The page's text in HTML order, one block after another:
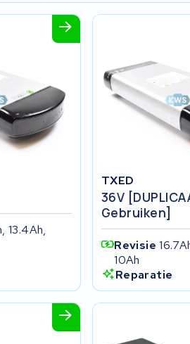
13.4Ah,
TXED
36V
Gebruiken]
Revisie
10Ah
Reparatie